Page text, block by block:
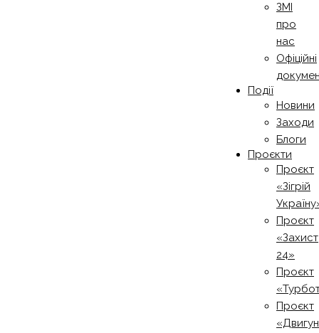
ЗМІ
про
нас
Офіційні
Події
Новини
Заходи
Блоги
Проєкти
Проєкт
«Зігрій
Проєкт
«Захист
24»
Проєкт
Проєкт